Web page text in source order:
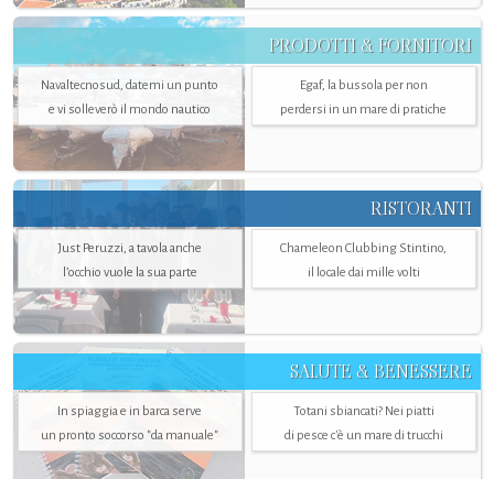
PRODOTTI & FORNITORI
Navaltecnosud, datemi un punto
e vi solleverò il mondo nautico
Egaf, la bussola per non
perdersi in un mare di pratiche
RISTORANTI
Just Peruzzi, a tavola anche
l’occhio vuole la sua parte
Chameleon Clubbing Stintino,
il locale dai mille volti
SALUTE & BENESSERE
In spiaggia e in barca serve
un pronto soccorso "da manuale"
Totani sbiancati? Nei piatti
di pesce c'è un mare di trucchi